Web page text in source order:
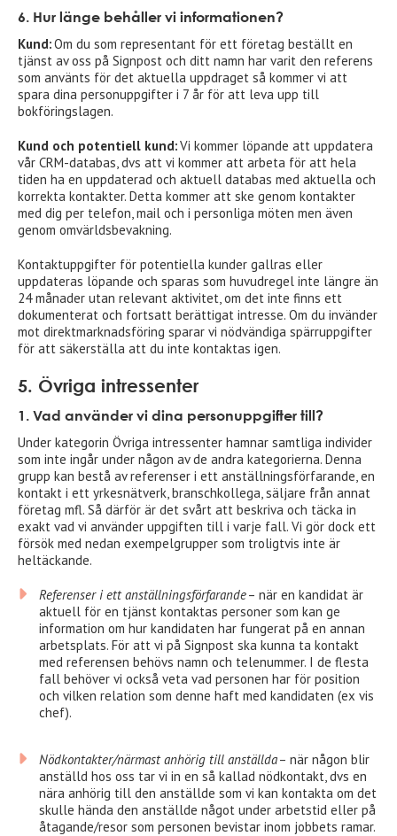
6. Hur länge behåller vi informationen?
Kund:Om du som representant för ett företag beställt en
tjänst av oss på Signpost och ditt namn har varit den referens
som använts för det aktuella uppdraget så kommer vi att
spara dina personuppgifter i 7 år för att leva upp till
bokföringslagen.
Kund och potentiell kund:Vi kommer löpande att uppdatera
vår CRM-databas, dvs att vi kommer att arbeta för att hela
tiden ha en uppdaterad och aktuell databas med aktuella och
korrekta kontakter. Detta kommer att ske genom kontakter
med dig per telefon, mail och i personliga möten men även
genom omvärldsbevakning.
Kontaktuppgifter för potentiella kunder gallras eller
uppdateras löpande och sparas som huvudregel inte längre än
24 månader utan relevant aktivitet, om det inte finns ett
dokumenterat och fortsatt berättigat intresse. Om du invänder
mot direktmarknadsföring sparar vi nödvändiga spärruppgifter
för att säkerställa att du inte kontaktas igen.
5. Övriga intressenter
1. Vad använder vi dina personuppgifter till?
Under kategorin Övriga intressenter hamnar samtliga individer
som inte ingår under någon av de andra kategorierna. Denna
grupp kan bestå av referenser i ett anställningsförfarande, en
kontakt i ett yrkesnätverk, branschkollega, säljare från annat
företag mfl. Så därför är det svårt att beskriva och täcka in
exakt vad vi använder uppgiften till i varje fall. Vi gör dock ett
försök med nedan exempelgrupper som troligtvis inte är
heltäckande.
Referenser i ett anställningsförfarande– när en kandidat är
aktuell för en tjänst kontaktas personer som kan ge
information om hur kandidaten har fungerat på en annan
arbetsplats. För att vi på Signpost ska kunna ta kontakt
med referensen behövs namn och telenummer. I de flesta
fall behöver vi också veta vad personen har för position
och vilken relation som denne haft med kandidaten (ex vis
chef).
Nödkontakter/närmast anhörig till anställda– när någon blir
anställd hos oss tar vi in en så kallad nödkontakt, dvs en
nära anhörig till den anställde som vi kan kontakta om det
skulle hända den anställde något under arbetstid eller på
åtagande/resor som personen bevistar inom jobbets ramar.